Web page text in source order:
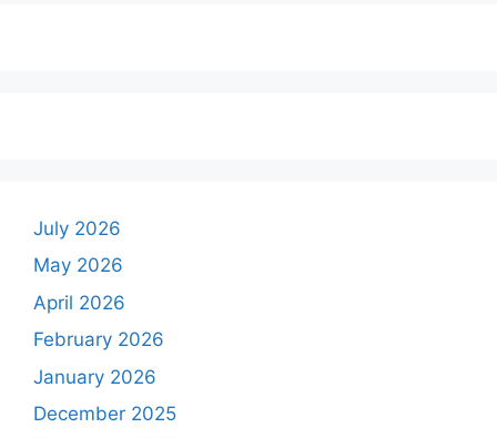
July 2026
May 2026
April 2026
February 2026
January 2026
December 2025